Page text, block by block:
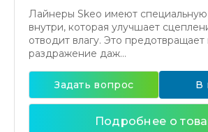
Лайнеры Skeo имеют специальную
внутри, которая улучшает
отводит влагу. Это
раздражение даж...
Задать вопрос В
Подробнее о